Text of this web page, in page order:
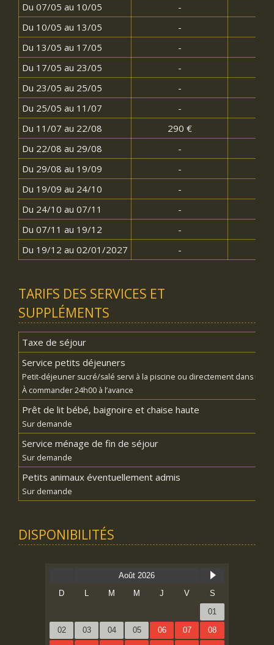
Du 07/05 au 10/05
-
Du 10/05 au 13/05
-
Du 13/05 au 17/05
-
Du 17/05 au 23/05
-
Du 23/05 au 25/05
-
Du 25/05 au 11/07
-
Du 11/07 au 22/08
290 €
Du 22/08 au 29/08
-
Du 29/08 au 19/09
-
Du 19/09 au 24/10
-
Du 24/10 au 07/11
-
Du 07/11 au 19/12
-
Du 19/12 au 02/01/2027
-
TARIFS DES SERVICES ET
SUPPLÉMENTS
Taxe de séjour
Service petits déjeuners
Petit-déjeuner sucré/salé servi à la piscine ou directement dans un
À commander 24h00 à l’avance
Prêt de lit bébé, baignoire et chaise haute
Sur demande
Service ménage de fin de séjour
Sur demande
Petits animaux éventuellement admis
Sur demande
DISPONIBILITÉS
Août 2026
D L M M J V S
01
02 03 04 05 06 07 08